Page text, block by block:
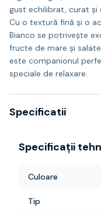
gust echilibrat, curat și
Cu o textură fină și o
Bianco se potrivește
fructe de mare și
este companionul
speciale de relaxare.
Specificatii
Specificații
Culoare
Tip